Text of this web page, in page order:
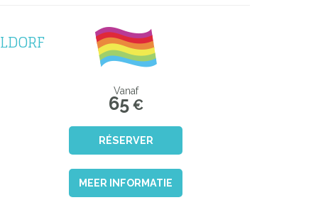
Vanaf
65€
RÉSERVER
MEER INFORMATIE